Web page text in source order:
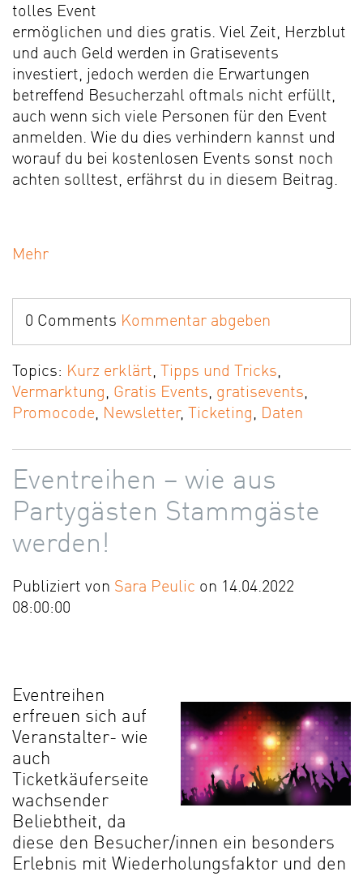
tolles Event
ermöglichen und dies gratis. Viel Zeit, Herzblut
und auch Geld werden in Gratisevents
investiert, jedoch werden die Erwartungen
betreffend Besucherzahl oftmals nicht erfüllt,
auch wenn sich viele Personen für den Event
anmelden. Wie du dies verhindern kannst und
worauf du bei kostenlosen Events sonst noch
achten solltest, erfährst du in diesem Beitrag.
Mehr
0 Comments Kommentar abgeben
Topics: Kurz erklärt, Tipps und Tricks,
Vermarktung, Gratis Events, gratisevents,
Promocode, Newsletter, Ticketing, Daten
Eventreihen – wie aus
Partygästen Stammgäste
werden!
Publiziert von Sara Peulic on 14.04.2022
08:00:00
Eventreihen
erfreuen sich auf
Veranstalter- wie
auch
Ticketkäuferseite
wachsender
Beliebtheit, da
diese den Besucher/innen ein besonders
Erlebnis mit Wiederholungsfaktor und den